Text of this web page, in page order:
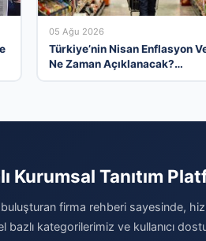
05 Ağu 2026
Türkiye’nin Nisan Enflasyon
Ne Zaman Açıklanacak?
Kurumsal Tanıtım
buluşturan firma rehberi sayesinde,
kategorilerimiz ve kullanıcı